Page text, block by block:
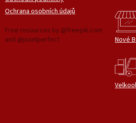
Ochrana osobních údajů
Free resources by @freepik.com
and @pixelperfect
Nové